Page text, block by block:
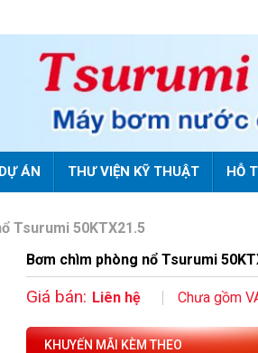
DỰ ÁN THƯ VIỆN KỸ THUẬT HỖ
Tsurumi 50KTX21.5
Bơm chìm phòng nổ Tsurumi
Giá bán: Liên hệ Chưa gồm
KHUYẾN MÃI KÈM THEO